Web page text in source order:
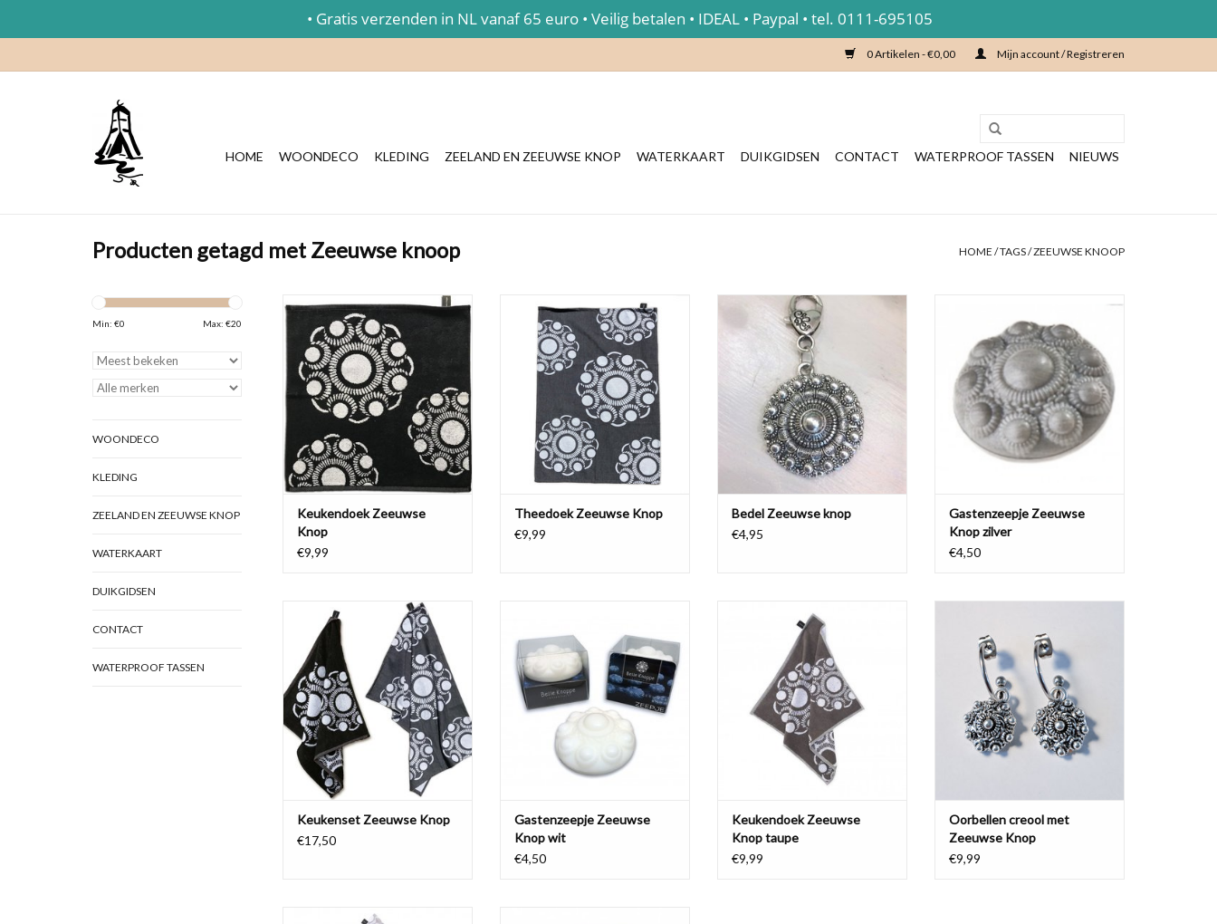
0 Artikelen - €0,00 Mijn account / Registreren
HOME WOONDECO KLEDING ZEELAND EN ZEEUWSE KNOP WATERKAART DUIKGIDSEN CONTACT WATERPROOF TASSEN NIEUWS
Producten getagd met Zeeuwse knoop HOME /TAGS/ZEEUWSE KNOOP
Min: €0 Max: €20
WOONDECO
KLEDING
ZEELAND EN ZEEUWSE KNOP
WATERKAART
DUIKGIDSEN
CONTACT
WATERPROOF TASSEN
Zwart-witte keukendoek/handdoek
met ingeweven Zeeuwse Knop
patroon.
TOEVOEGEN AAN WINKELWAGEN
Keukendoek Zeeuwse
Knop
€9,99
Antracietkleurige theedoek met
ingeweven Zeeuwse Knop patroon.
TOEVOEGEN AAN WINKELWAGEN
Theedoek Zeeuwse Knop
€9,99
Deze Zeeuwse knop bedel kan
gebruikt worden als hanger aan een
ketting, sleutelhanger of tashanger.
Want alles staat goed met een
Zeeuwse Knop!
TOEVOEGEN AAN WINKELWAGEN
Bedel Zeeuwse knop
€4,95
keuken, badkamer of toilet, om een
sfeervol Zeeuws tintje te geven.
Staat mooi en ruikt heerlijk fris.
TOEVOEGEN AAN WINKELWAGEN
Gastenzeepje Zeeuwse
Knop zilver
€4,50
Leuke set van een theedoek en
handdoek met ingeweven
Zeeuwse Knop patroon. 100%
katoen.
TOEVOEGEN AAN WINKELWAGEN
Keukenset Zeeuwse Knop
€17,50
keuken, badkamer of toilet, om een
sfeervol Zeeuws tintje te geven.
Staat mooi en ruikt heerlijk fris.
TOEVOEGEN AAN WINKELWAGEN
Gastenzeepje Zeeuwse
Knop wit
€4,50
Taupekleurige
keukendoek/handdoek met
ingeweven Zeeuwse Knop patroon.
TOEVOEGEN AAN WINKELWAGEN
Keukendoek Zeeuwse
Knop taupe
€9,99
Zilverkleurige metalen oorbellen
met een Zeeuwse knop.
TOEVOEGEN AAN WINKELWAGEN
Oorbellen creool met
Zeeuwse Knop
€9,99
Taupekleurige theedoek met
• Gratis verzenden in NL vanaf 65 euro • Veilig betalen • IDEAL • Paypal • tel. 0111-695105